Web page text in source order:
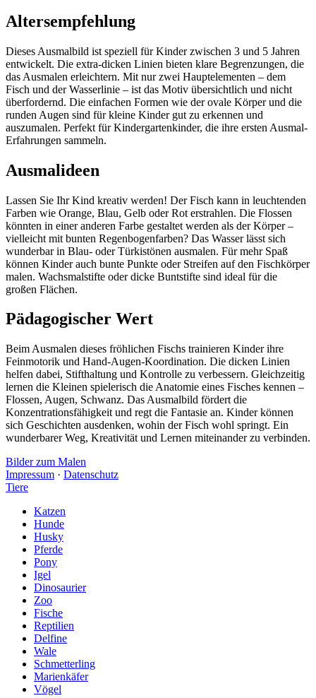
Altersempfehlung
Dieses Ausmalbild ist speziell für Kinder zwischen 3 und 5 Jahren
entwickelt. Die extra-dicken Linien bieten klare Begrenzungen, die
das Ausmalen erleichtern. Mit nur zwei Hauptelementen – dem
Fisch und der Wasserlinie – ist das Motiv übersichtlich und nicht
überfordernd. Die einfachen Formen wie der ovale Körper und die
runden Augen sind für kleine Kinder gut zu erkennen und
auszumalen. Perfekt für Kindergartenkinder, die ihre ersten Ausmal-
Erfahrungen sammeln.
Ausmalideen
Lassen Sie Ihr Kind kreativ werden! Der Fisch kann in leuchtenden
Farben wie Orange, Blau, Gelb oder Rot erstrahlen. Die Flossen
könnten in einer anderen Farbe gestaltet werden als der Körper –
vielleicht mit bunten Regenbogenfarben? Das Wasser lässt sich
wunderbar in Blau- oder Türkistönen ausmalen. Für mehr Spaß
können Kinder auch bunte Punkte oder Streifen auf den Fischkörper
malen. Wachsmalstifte oder dicke Buntstifte sind ideal für die
großen Flächen.
Pädagogischer Wert
Beim Ausmalen dieses fröhlichen Fischs trainieren Kinder ihre
Feinmotorik und Hand-Augen-Koordination. Die dicken Linien
helfen dabei, Stifthaltung und Kontrolle zu verbessern. Gleichzeitig
lernen die Kleinen spielerisch die Anatomie eines Fisches kennen –
Flossen, Augen, Schwanz. Das Ausmalbild fördert die
Konzentrationsfähigkeit und regt die Fantasie an. Kinder können
sich Geschichten ausdenken, wohin der Fisch wohl springt. Ein
wunderbarer Weg, Kreativität und Lernen miteinander zu verbinden.
Bilder zum Malen
Impressum · Datenschutz
Tiere
Katzen
Hunde
Husky
Pferde
Pony
Igel
Dinosaurier
Zoo
Fische
Reptilien
Delfine
Wale
Schmetterling
Marienkäfer
Vögel